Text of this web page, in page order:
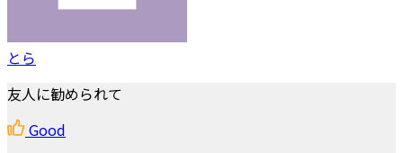
とら
友人に勧められて
Good